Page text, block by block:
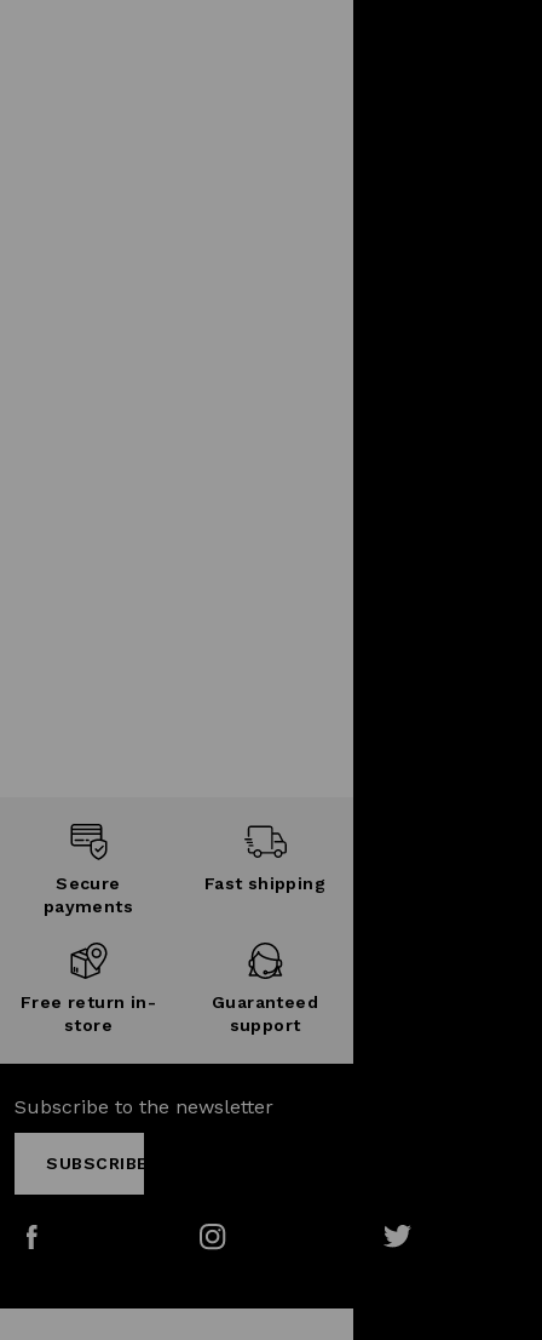
Secure
payments
Fast shipping
Free return in-
store
Guaranteed
support
Subscribe to the newsletter
SUBSCRIBE